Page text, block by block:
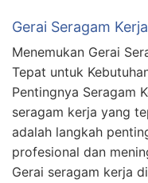
Gerai Seragam
Menemukan Gerai
Tepat untuk
Pentingnya Seragam
seragam kerja yang
adalah langkah
profesional dan
Gerai seragam kerja